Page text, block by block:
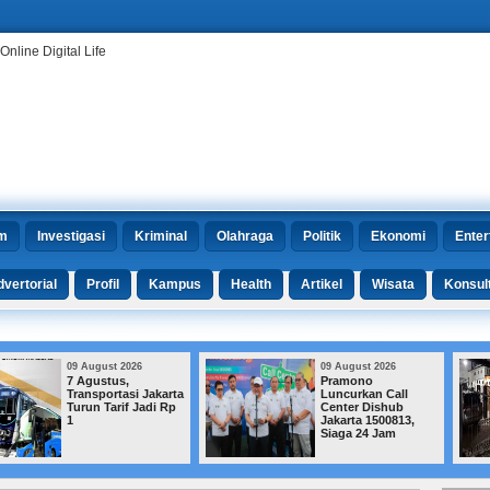
Investigasi Kriminal Olahraga Politik Ekonomi
Profil Kampus Health Artikel Wisata
09 August 2026
Pramono
Luncurkan Call
Center Dishub
Jakarta 1500813,
09 August 2026
Jejak Korupsi
Bengkulu
Ditelusuri, KPK
Amankan Dokumen
hingga Barang
Elektronik dari 3